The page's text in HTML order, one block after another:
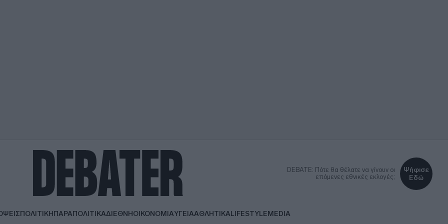
DEBATE: Πότε θα θέλατε να γίνουν οι
επόμενες εθνικές εκλογές;
Ψήφισε
Εδώ
ΠΟΛΙΤΙΚΗΠΑΡΑΠΟΛΙΤΙΚΑΔΙΕΘΝΗΟΙΚΟΝΟΜΙΑΥΓΕΙΑΑΘΛΗΤΙΚΑLIFESTYLEMEDIA